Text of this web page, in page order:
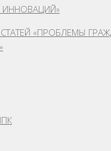
ИННОВАЦИЙ»
«ПРОБЛЕМЫ